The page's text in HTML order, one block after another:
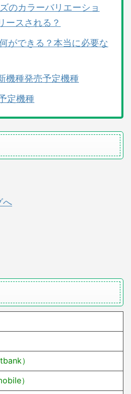
のカラーバリエーショ
ースされる？
ができる？本当に必要な
機種発売予定機種
定機種
へ
）
）